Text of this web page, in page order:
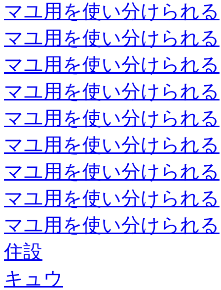
マユ用を使い分けられる
マユ用を使い分けられる
マユ用を使い分けられる
マユ用を使い分けられる
マユ用を使い分けられる
マユ用を使い分けられる
マユ用を使い分けられる
マユ用を使い分けられる
マユ用を使い分けられる
住設
キュウ